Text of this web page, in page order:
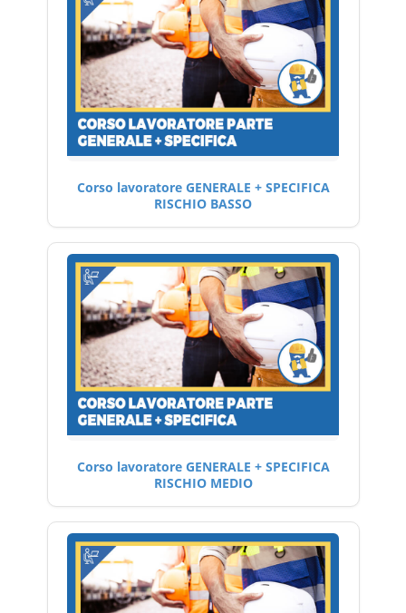
Corso lavoratore GENERALE + SPECIFICA
RISCHIO BASSO
Corso lavoratore GENERALE + SPECIFICA
RISCHIO MEDIO